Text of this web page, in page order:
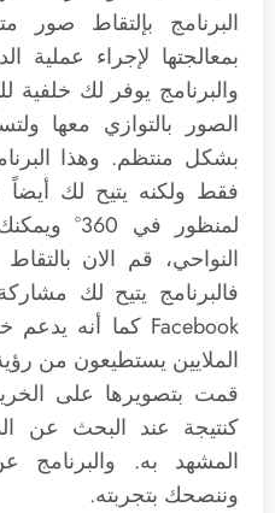
البرنامج بإلتقاط صور
بمعالجتها لإجراء عملية
والبرنامج يوفر لك خلفية
الصور بالتوازي معها
بشكل منتظم. وهذا
فقط ولكنه يتيح لك
لمنظور في
النواحي، قم الان
فالبرنامج يتيح لك
الملايين يستطيعون من
قمت بتصويرها على
كنتيجة عند البحث عن
المشهد به. والبرنامج
وننصحك بتجربته.